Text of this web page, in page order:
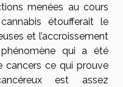
menées au cours
étoufferait le
et l’accroissement
qui a été
cancers ce qui prouve
est assez